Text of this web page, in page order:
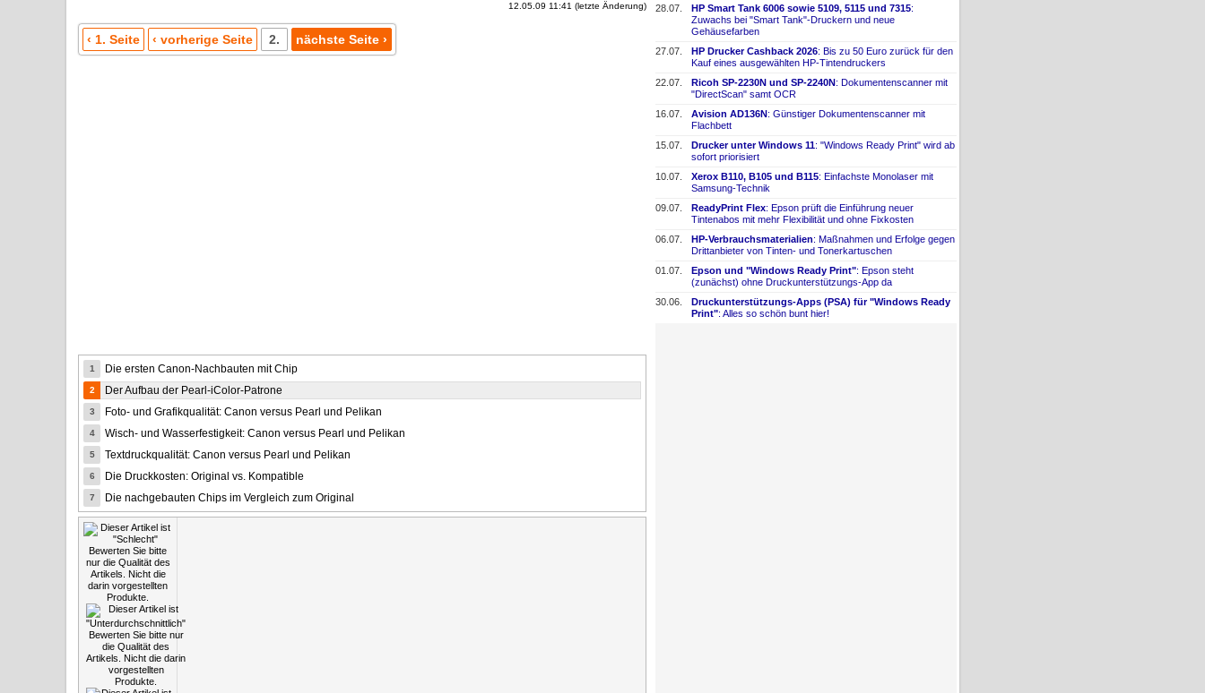
12.05.09 11:41 (letzte Änderung)
‹ 1. Seite ‹ vorherige Seite 2. nächste Seite ›
1 Die ersten Canon-Nachbauten mit Chip
2 Der Aufbau der Pearl-iColor-Patrone
3 Foto- und Grafikqualität: Canon versus Pearl und Pelikan
4 Wisch- und Wasserfestigkeit: Canon versus Pearl und Pelikan
5 Textdruckqualität: Canon versus Pearl und Pelikan
6 Die Druckkosten: Original vs. Kompatible
7 Die nachgebauten Chips im Vergleich zum Original
28.07.
HP Smart Tank 6006 sowie 5109, 5115 und 7315:
Zuwachs bei "Smart Tank"-​Druckern und neue
Gehäusefarben
27.07.
HP Drucker Cashback 2026: Bis zu 50 Euro zurück für den
Kauf eines ausgewählten HP-​Tintendruckers
22.07.
Ricoh SP-​2230N und SP-​2240N: Dokumentenscanner mit
"DirectScan" samt OCR
16.07.
Avision AD136N: Günstiger Dokumentenscanner mit
Flachbett
15.07.
Drucker unter Windows 11: "Windows Ready Print" wird ab
sofort priorisiert
10.07.
Xerox B110, B105 und B115: Einfachste Monolaser mit
Samsung-​Technik
09.07.
ReadyPrint Flex: Epson prüft die Einführung neuer
Tintenabos mit mehr Flexibilität und ohne Fixkosten
06.07.
HP-​Verbrauchsmaterialien: Maßnahmen und Erfolge gegen
Drittanbieter von Tinten- ​ und Tonerkartuschen
01.07.
Epson und "Windows Ready Print": Epson steht
(zunächst) ohne Druckunterstützungs-​App da
30.06.
Druckunterstützungs-​Apps (PSA) für "Windows Ready
Print": Alles so schön bunt hier!